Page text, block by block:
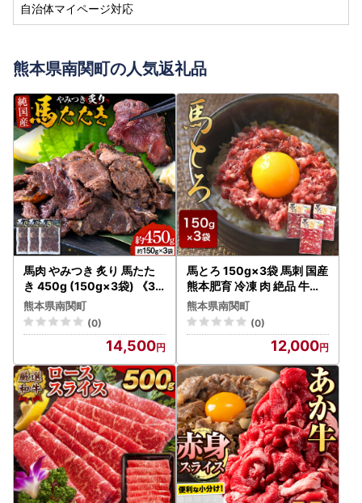
自治体マイページ対応
熊本県南関町の人気返礼品
馬肉 やみつき 炙り 馬たた
き 450g (150g×3袋) 《30
日以内に出荷予定(土日祝除
く)》 熊本県 南関町 肉 たた
き 惣菜 おつまみ 送料無料
熊本県南関町
(0)
14,500
馬とろ 150g×3袋 馬刺 国産
熊本肥育 冷凍 肉 絶品 牛肉
よりヘルシー 馬肉 予約 熊
本県南関町《7-14日以内に
出荷予定(土日祝除く)》
熊本県南関町
(0)
12,000